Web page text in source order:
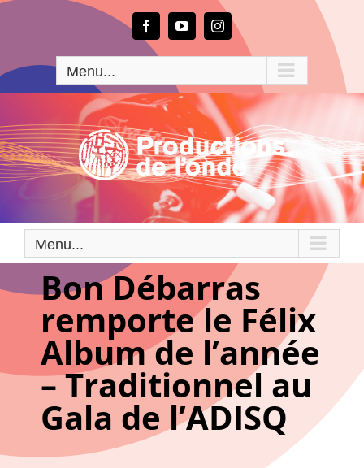
Passer
FacebookYouTubeInstagram
Menu...
Menu...
Bon Débarras
remporte le Félix
Album de l’année
– Traditionnel au
Gala de l’ADISQ